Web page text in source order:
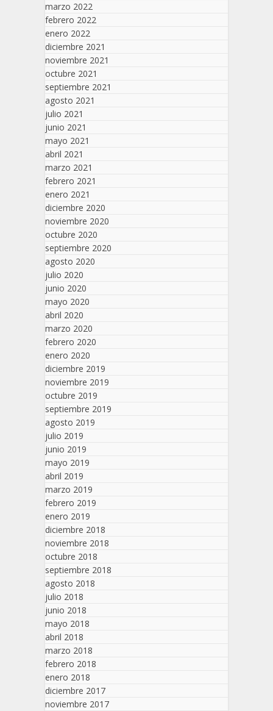
marzo 2022
febrero 2022
enero 2022
diciembre 2021
noviembre 2021
octubre 2021
septiembre 2021
agosto 2021
julio 2021
junio 2021
mayo 2021
abril 2021
marzo 2021
febrero 2021
enero 2021
diciembre 2020
noviembre 2020
octubre 2020
septiembre 2020
agosto 2020
julio 2020
junio 2020
mayo 2020
abril 2020
marzo 2020
febrero 2020
enero 2020
diciembre 2019
noviembre 2019
octubre 2019
septiembre 2019
agosto 2019
julio 2019
junio 2019
mayo 2019
abril 2019
marzo 2019
febrero 2019
enero 2019
diciembre 2018
noviembre 2018
octubre 2018
septiembre 2018
agosto 2018
julio 2018
junio 2018
mayo 2018
abril 2018
marzo 2018
febrero 2018
enero 2018
diciembre 2017
noviembre 2017